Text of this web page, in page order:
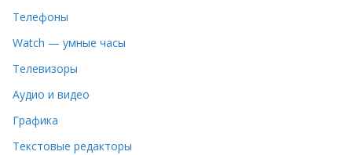
Телефоны
Watch — умные часы
Телевизоры
Аудио и видео
Графика
Текстовые редакторы